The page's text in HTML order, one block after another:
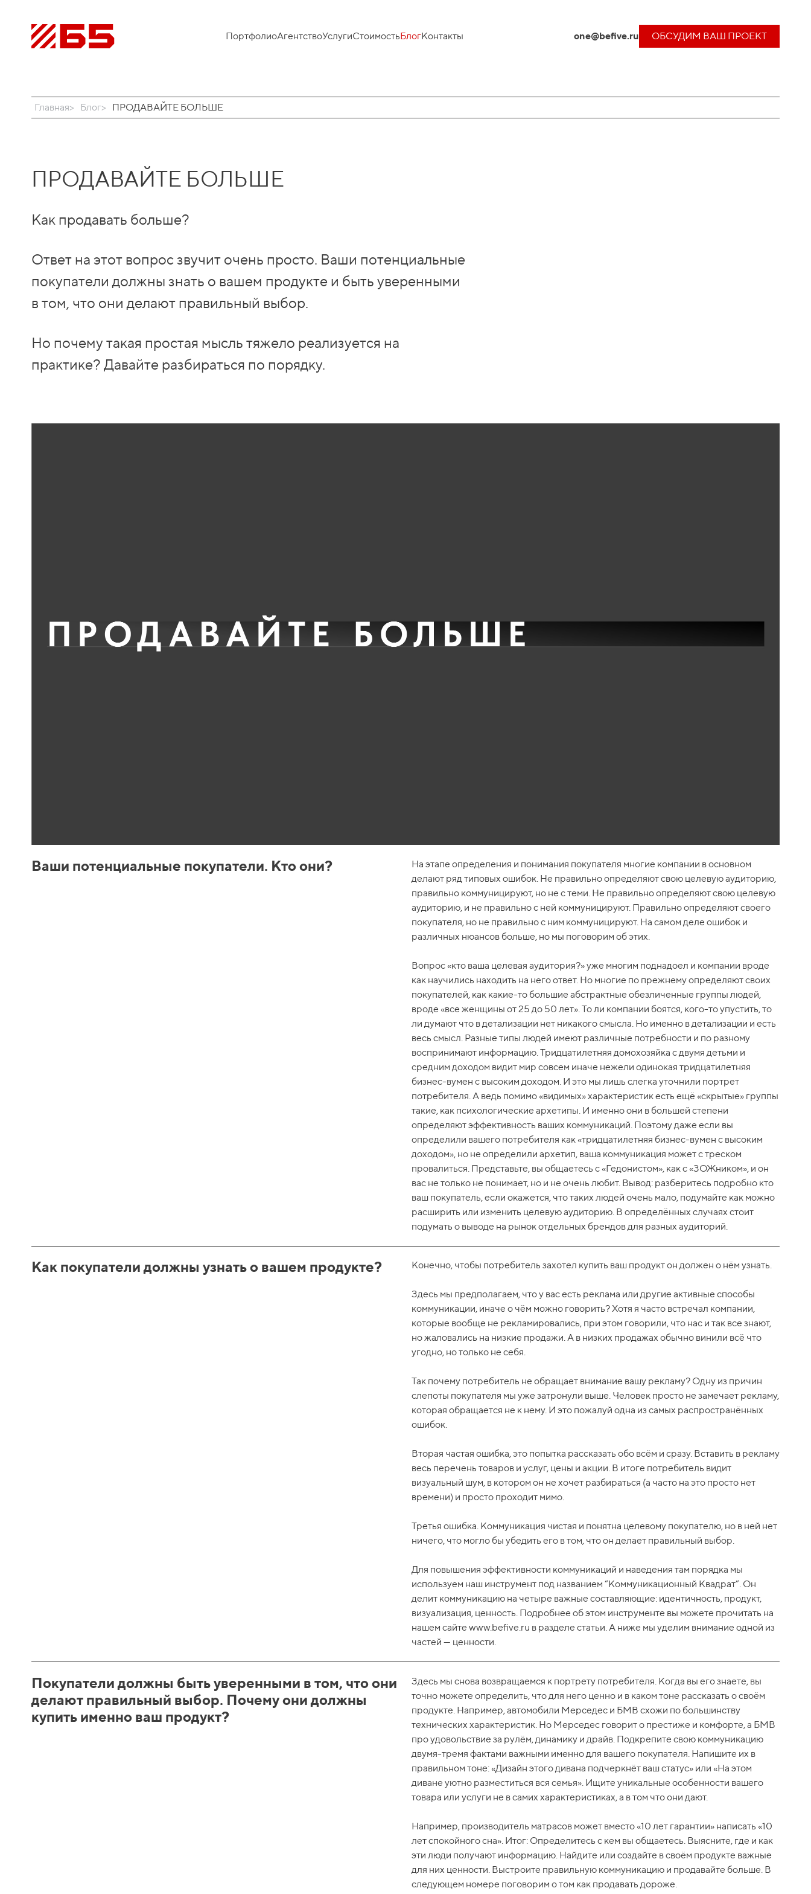
ПортфолиоАгентствоУслугиСтоимостьБлогКонтакты one@befive.ru ОБСУДИМ ВАШ ПРОЕКТ
Главная Блог ПРОДАВАЙТЕ БОЛЬШЕ
ПРОДАВАЙТЕ БОЛЬШЕ
Как продавать больше?
Ответ на этот вопрос звучит очень просто. Ваши потенциальные
покупатели должны знать о вашем продукте и быть уверенными
в том, что они делают правильный выбор.
Но почему такая простая мысль тяжело реализуется на
практике? Давайте разбираться по порядку.
Ваши потенциальные покупатели. Кто они?
На этапе определения и понимания покупателя многие компании в основном
делают ряд типовых ошибок. Не правильно определяют свою целевую аудиторию,
правильно коммуницируют, но не с теми. Не правильно определяют свою целевую
аудиторию, и не правильно с ней коммуницируют. Правильно определяют своего
покупателя, но не правильно с ним коммуницируют. На самом деле ошибок и
различных нюансов больше, но мы поговорим об этих.
Вопрос «кто ваша целевая аудитория?» уже многим поднадоел и компании вроде
как научились находить на него ответ. Но многие по прежнему определяют своих
покупателей, как какие-то большие абстрактные обезличенные группы людей,
вроде «все женщины от 25 до 50 лет». То ли компании боятся, кого-то упустить, то
ли думают что в детализации нет никакого смысла. Но именно в детализации и есть
весь смысл. Разные типы людей имеют различные потребности и по разному
воспринимают информацию. Тридцатилетняя домохозяйка с двумя детьми и
средним доходом видит мир совсем иначе нежели одинокая тридцатилетняя
бизнес-вумен с высоким доходом. И это мы лишь слегка уточнили портрет
потребителя. А ведь помимо «видимых» характеристик есть ещё «скрытые» группы
такие, как психологические архетипы. И именно они в большей степени
определяют эффективность ваших коммуникаций. Поэтому даже если вы
определили вашего потребителя как «тридцатилетняя бизнес-вумен с высоким
доходом», но не определили архетип, ваша коммуникация может с треском
провалиться. Представьте, вы общаетесь с «Гедонистом», как с «ЗОЖником», и он
вас не только не понимает, но и не очень любит. Вывод: разберитесь подробно кто
ваш покупатель, если окажется, что таких людей очень мало, подумайте как можно
расширить или изменить целевую аудиторию. В определённых случаях стоит
подумать о выводе на рынок отдельных брендов для разных аудиторий.
Как покупатели должны узнать о вашем продукте? Конечно, чтобы потребитель захотел купить ваш продукт он должен о нём узнать.
Здесь мы предполагаем, что у вас есть реклама или другие активные способы
коммуникации, иначе о чём можно говорить? Хотя я часто встречал компании,
которые вообще не рекламировались, при этом говорили, что нас и так все знают,
но жаловались на низкие продажи. А в низких продажах обычно винили всё что
угодно, но только не себя.
Так почему потребитель не обращает внимание вашу рекламу? Одну из причин
слепоты покупателя мы уже затронули выше. Человек просто не замечает рекламу,
которая обращается не к нему. И это пожалуй одна из самых распространённых
ошибок.
Вторая частая ошибка, это попытка рассказать обо всём и сразу. Вставить в рекламу
весь перечень товаров и услуг, цены и акции. В итоге потребитель видит
визуальный шум, в котором он не хочет разбираться (а часто на это просто нет
времени) и просто проходит мимо.
Третья ошибка. Коммуникация чистая и понятна целевому покупателю, но в ней нет
ничего, что могло бы убедить его в том, что он делает правильный выбор.
Для повышения эффективности коммуникаций и наведения там порядка мы
используем наш инструмент под названием “Коммуникационный Квадрат”. Он
делит коммуникацию на четыре важные составляющие: идентичность, продукт,
визуализация, ценность. Подробнее об этом инструменте вы можете прочитать на
нашем сайте www.befive.ru в разделе статьи. А ниже мы уделим внимание одной из
частей — ценности.
Покупатели должны быть уверенными в том, что они
делают правильный выбор. Почему они должны
купить именно ваш продукт?
Здесь мы снова возвращаемся к портрету потребителя. Когда вы его знаете, вы
точно можете определить, что для него ценно и в каком тоне рассказать о своём
продукте. Например, автомобили Мерседес и БМВ схожи по большинству
технических характеристик. Но Мерседес говорит о престиже и комфорте, а БМВ
про удовольствие за рулём, динамику и драйв. Подкрепите свою коммуникацию
двумя-тремя фактами важными именно для вашего покупателя. Напишите их в
правильном тоне: «Дизайн этого дивана подчеркнёт ваш статус» или «На этом
диване уютно разместиться вся семья». Ищите уникальные особенности вашего
товара или услуги не в самих характеристиках, а в том что они дают.
Например, производитель матрасов может вместо «10 лет гарантии» написать «10
лет спокойного сна». Итог: Определитесь с кем вы общаетесь. Выясните, где и как
эти люди получают информацию. Найдите или создайте в своём продукте важные
для них ценности. Выстроите правильную коммуникацию и продавайте больше. В
следующем номере поговорим о том как продавать дороже.